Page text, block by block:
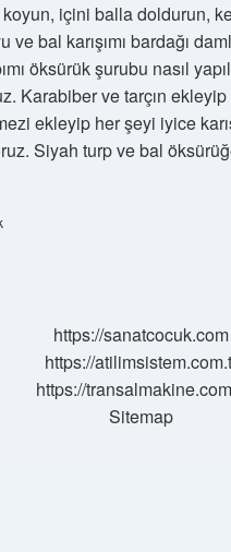
içini balla doldurun,
bal karışımı bardağı
öksürük şurubu nasıl
Karabiber ve tarçın
ekleyip her şeyi iyice
Siyah turp ve bal
https://sanatcocuk.com
https://
https://
Sitemap